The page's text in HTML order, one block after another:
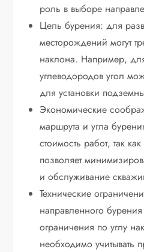
роль в выборе
Цель бурения: для
месторождений могут
наклона. Например,
углеводородов угол
для установки
Экономические
маршрута и угла
стоимость работ, так
позволяет
и обслуживание
Технические
направленного
ограничения по углу
необходимо учитывать